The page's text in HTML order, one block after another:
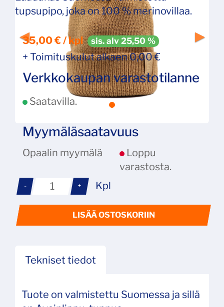
tupsupipo, joka on 100 % merinovillaa.
35,00 € / kpl sis. alv 25,50 %
+ Toimituskulut alkaen 0,00 €
Verkkokaupan varastotilanne
Saatavilla.
Myymäläsaatavuus
Opaalin myymälä
Loppu
varastosta.
- + Kpl
LISÄÄ OSTOSKORIIN
Tekniset tiedot
Tuote on valmistettu Suomessa ja sillä